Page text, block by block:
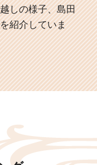
しの様子、島田
紹介していま